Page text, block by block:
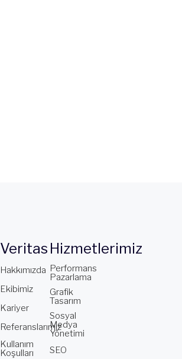
Veritas
Hakkımızda
Ekibimiz
Kariyer
Referanslarımız
Kullanım
Koşulları
Hizmetlerimiz
Performans
Pazarlama
Grafik
Tasarım
Sosyal
Medya
Yönetimi
SEO